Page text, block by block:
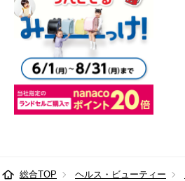
総合TOP ヘルス・ビューティー